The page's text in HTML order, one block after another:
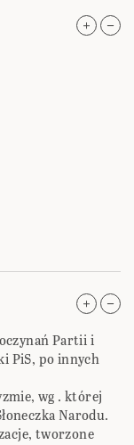
Partii i
PiS, po innych
wg . której
Narodu.
tworzone